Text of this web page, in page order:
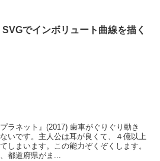
SVGでインボリュート曲線を描く
ラネット』(2017) 歯車がぐりぐり動き
いです。主人公は耳が良くて、４億以上
しまいます。この能力ぞくぞくします。
都道府県がま...